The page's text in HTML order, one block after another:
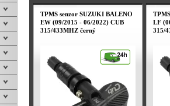
TPMS senzor SUZUKI BALENO
EW (09/2015 - 06/2022) CUB
315/433MHZ černý
LF
315/